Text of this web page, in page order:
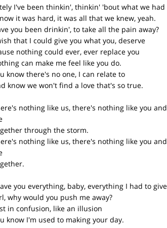
I've been thinkin', thinkin' 'bout what we had
it was hard, it was all that we knew, yeah.
you been drinkin', to take all the pain away?
that I could give you what you, deserve
nothing could ever, ever replace you
can make me feel like you do.
know there's no one, I can relate to
know we won't find a love that's so true.
nothing like us, there's nothing like you and
through the storm.
nothing like us, there's nothing like you and
you everything, baby, everything I had to give
why would you push me away?
in confusion, like an illusion
know I'm used to making your day.